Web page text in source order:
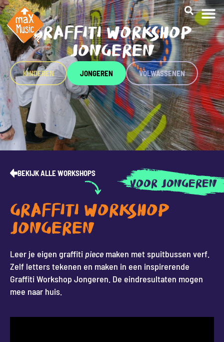
GRAFFITI WORKSHOP
JONGEREN
KINDEREN JONGEREN VOLWASSENEN
BEKIJK ALLE WORKSHOPS
VOOR JONGEREN
GRAFFITI WORKSHOP
JONGEREN
Leer je eigen graffiti piece maken met spuitbussen verf.
Zelf letters tekenen en maken in een inspirerende
Graffiti Workshop Jongeren. De eindresultaten mogen
mee naar huis.